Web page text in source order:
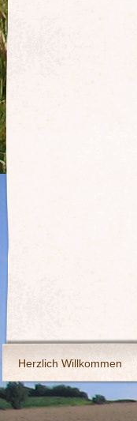
Herzlich Willkommen